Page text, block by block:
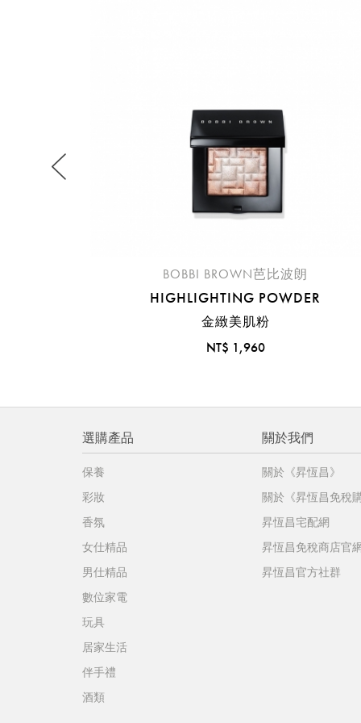
BOBBI BROWN芭比波朗
HIGHLIGHTING POWDER
金緻美肌粉
NT$ 1,960
選購產品
保養
彩妝
香氛
女仕精品
男仕精品
數位家電
玩具
居家生活
伴手禮
酒類
關於我們
關於《昇恆昌》
關於《昇恆昌免稅
昇恆昌宅配網
昇恆昌免稅商店官
昇恆昌官方社群